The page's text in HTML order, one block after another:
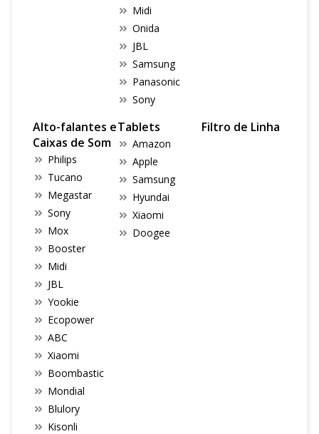
Midi
Onida
JBL
Samsung
Panasonic
Sony
Alto-falantes e
Caixas de Som
Philips
Tucano
Megastar
Sony
Mox
Booster
Midi
JBL
Yookie
Ecopower
ABC
Xiaomi
Boombastic
Mondial
Blulory
Kisonli
Tablets
Amazon
Apple
Samsung
Hyundai
Xiaomi
Doogee
Filtro de Linha